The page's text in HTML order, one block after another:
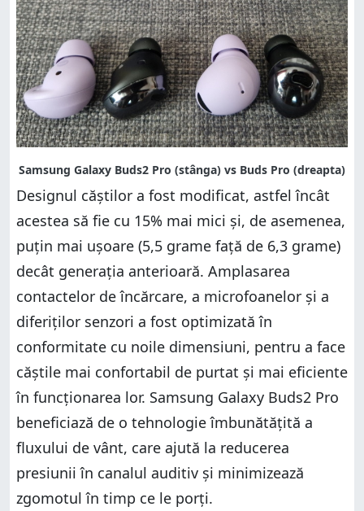
Designul căștilor a fost modificat, astfel încât
acestea să fie cu 15% mai mici și, de asemenea,
puțin mai ușoare (5,5 grame față de 6,3 grame)
decât generația anterioară. Amplasarea
contactelor de încărcare, a microfoanelor și a
diferiților senzori a fost optimizată în
conformitate cu noile dimensiuni, pentru a face
căștile mai confortabil de purtat și mai eficiente
în funcționarea lor. Samsung Galaxy Buds2 Pro
beneficiază de o tehnologie îmbunătățită a
fluxului de vânt, care ajută la reducerea
presiunii în canalul auditiv și minimizează
zgomotul în timp ce le porți.